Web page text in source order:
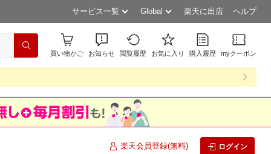
サービス一覧 Global 楽天に出店 ヘルプ
買い物かご お知らせ 閲覧履歴 お気に入り 購入履歴 myクーポン
楽天会員登録(無料) ログイン